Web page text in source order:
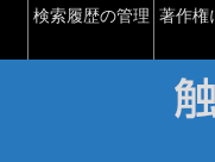
検索履歴の管理 著作権